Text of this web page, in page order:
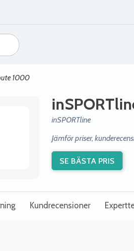
1000
inSPORTline
Jämför priser,
SE BÄSTA PRIS
Kundrecensioner